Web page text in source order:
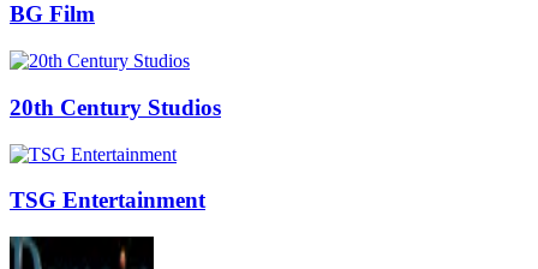
BG Film
20th Century Studios
TSG Entertainment